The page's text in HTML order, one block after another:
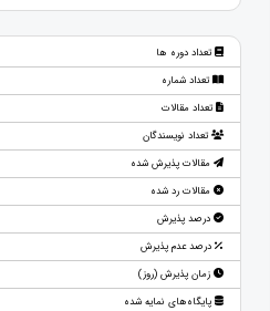
تعداد دوره ها
تعداد شماره
تعداد مقالات
تعداد نویسندگان
مقالات پذیرش شده
مقالات رد شده
درصد پذیرش
درصد عدم پذیرش
زمان پذیرش (روز)
پایگاه‌های نمایه شده